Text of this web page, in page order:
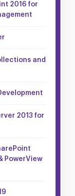
2016 for
and
2013 for
PowerView